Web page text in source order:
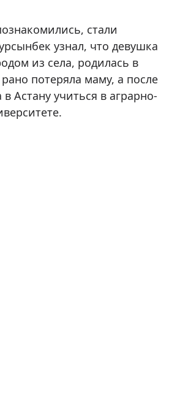
стали
узнал, что девушка
из села, родилась в
потеряла маму, а после
Астану учиться в аграрно-